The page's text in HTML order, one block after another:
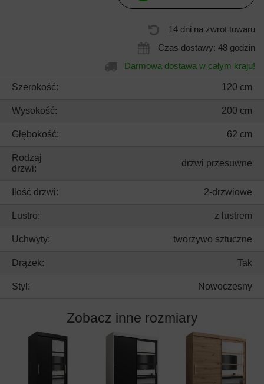
14 dni na zwrot towaru
Czas dostawy: 48 godzin
Darmowa dostawa w całym kraju!
Szerokość: 120 cm
Wysokość: 200 cm
Głębokość: 62 cm
Rodzaj
drzwi:
drzwi przesuwne
Ilość drzwi: 2-drzwiowe
Lustro: z lustrem
Uchwyty: tworzywo sztuczne
Drążek: Tak
Styl: Nowoczesny
Zobacz inne rozmiary